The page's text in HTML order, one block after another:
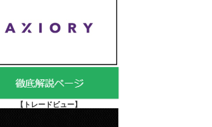
【 トレードビュー】